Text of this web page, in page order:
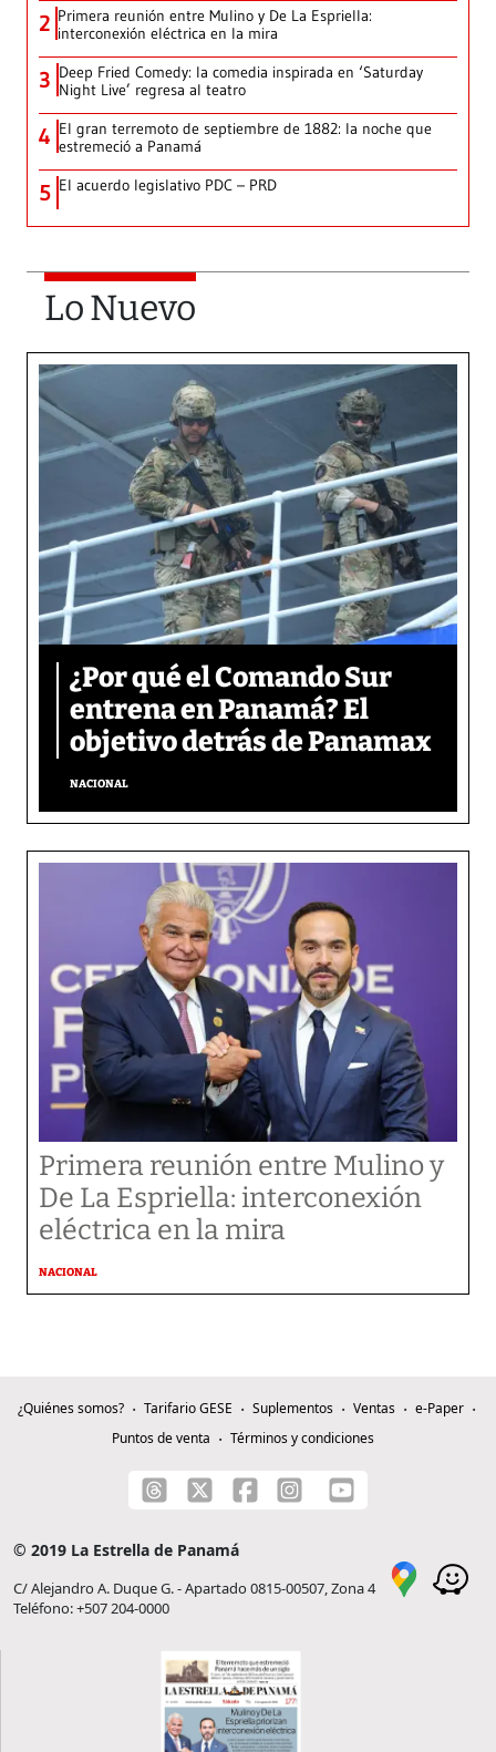
2 Primera reunión entre Mulino y De La Espriella:
interconexión eléctrica en la mira
3 Deep Fried Comedy: la comedia inspirada en ‘Saturday
Night Live’ regresa al teatro
4 El gran terremoto de septiembre de 1882: la noche que
estremeció a Panamá
5 El acuerdo legislativo PDC – PRD
Lo Nuevo
¿Por qué el Comando Sur
entrena en Panamá? El
objetivo detrás de Panamax
NACIONAL
Primera reunión entre Mulino y
De La Espriella: interconexión
eléctrica en la mira
NACIONAL
¿Quiénes somos? Tarifario GESE Suplementos Ventas
e-Paper
Puntos de venta
Términos y condiciones
© 2019 La Estrella de Panamá
C/ Alejandro A. Duque G. - Apartado 0815-00507, Zona 4
Teléfono: +507 204-0000